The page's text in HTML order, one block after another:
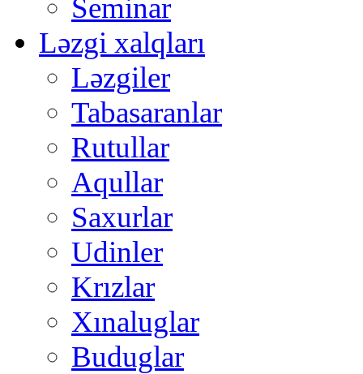
Seminar
Ləzgi xalqları
Ləzgiler
Tabasaranlar
Rutullar
Aqullar
Saxurlar
Udinler
Krızlar
Xınaluglar
Buduglar